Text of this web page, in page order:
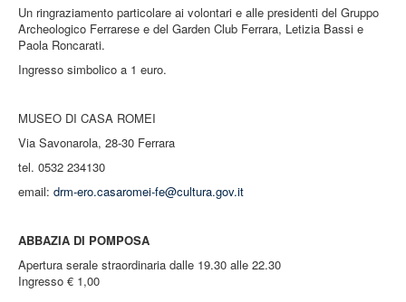
Un ringraziamento particolare ai volontari e alle presidenti del Gruppo
Archeologico Ferrarese e del Garden Club Ferrara, Letizia Bassi e
Paola Roncarati.
Ingresso simbolico a 1 euro.
MUSEO DI CASA ROMEI
Via Savonarola, 28-30 Ferrara
tel. 0532 234130
email: drm-ero.casaromei-fe@cultura.gov.it
ABBAZIA DI POMPOSA
Apertura serale straordinaria dalle 19.30 alle 22.30
Ingresso € 1,00